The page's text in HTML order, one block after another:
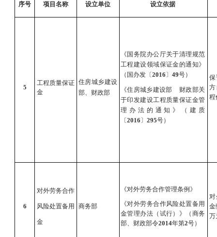
序号 项目名称 设立单位 设立依据
5
工程质量保证
金
住房城乡建设
部、财政部
《国务院办公厅关于清理规范
工程建设领域保证金的通知》
（国办发〔2016 〕 49号）
《住房城乡建设部
财政部关
于印发建设工程质量保证金管
理办法的通知》（建质
〔2016 〕 295号）
程
6
对外劳务合作
风险处置备用
金
商务部
《对外劳务合作管理条例》
《对外劳务合作风险处置备用
金管理办法（试行）》（商务
部、财政部令2014年第2号）
金
万